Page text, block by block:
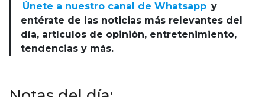
Únete a nuestro canal de Whatsapp y
entérate de las noticias más relevantes del
día, artículos de opinión, entretenimiento,
tendencias y más.